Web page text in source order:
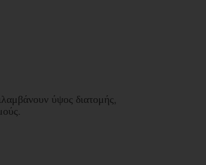
ύψος διατομής,